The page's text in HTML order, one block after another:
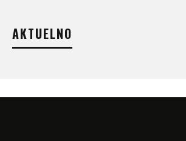
AKTUELNO